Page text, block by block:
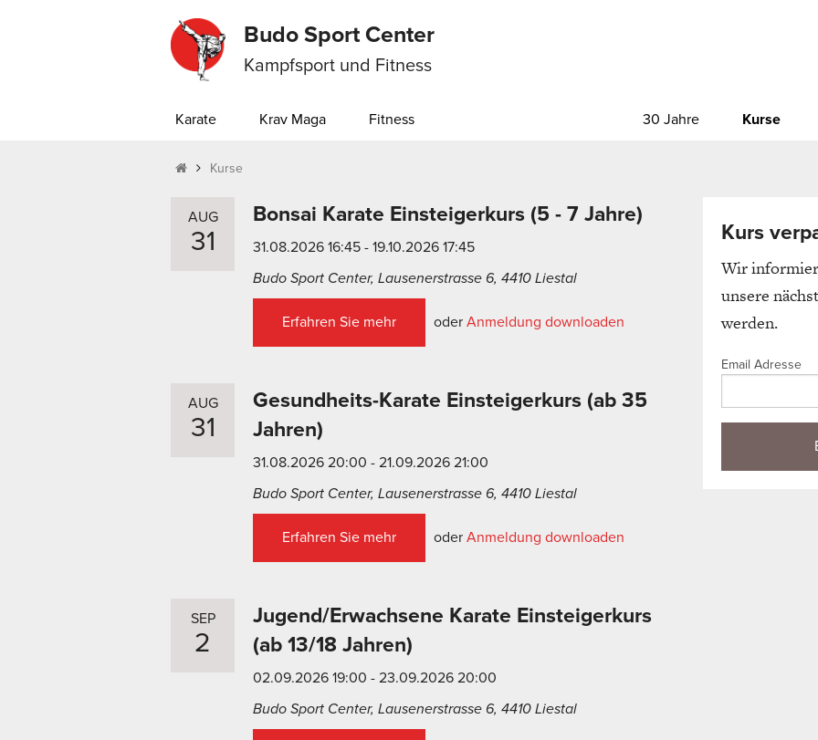
Budo Sport Center
Kampfsport und Fitness
Karate Krav Maga Fitness 30 Jahre Kurse
Kurse
AUG
31
Bonsai Karate Einsteigerkurs (5 - 7 Jahre)
31.08.2026 16:45 - 19.10.2026 17:45
Budo Sport Center, Lausenerstrasse 6, 4410 Liestal
Erfahren Sie mehr oder Anmeldung downloaden
AUG
31
Gesundheits-Karate Einsteigerkurs (ab 35
Jahren)
31.08.2026 20:00 - 21.09.2026 21:00
Budo Sport Center, Lausenerstrasse 6, 4410 Liestal
Erfahren Sie mehr oder Anmeldung downloaden
SEP
2
Jugend/Erwachsene Karate Einsteigerkurs
(ab 13/18 Jahren)
02.09.2026 19:00 - 23.09.2026 20:00
Budo Sport Center, Lausenerstrasse 6, 4410 Liestal
Kurs
Wir
unsere
werden.
Email Adresse